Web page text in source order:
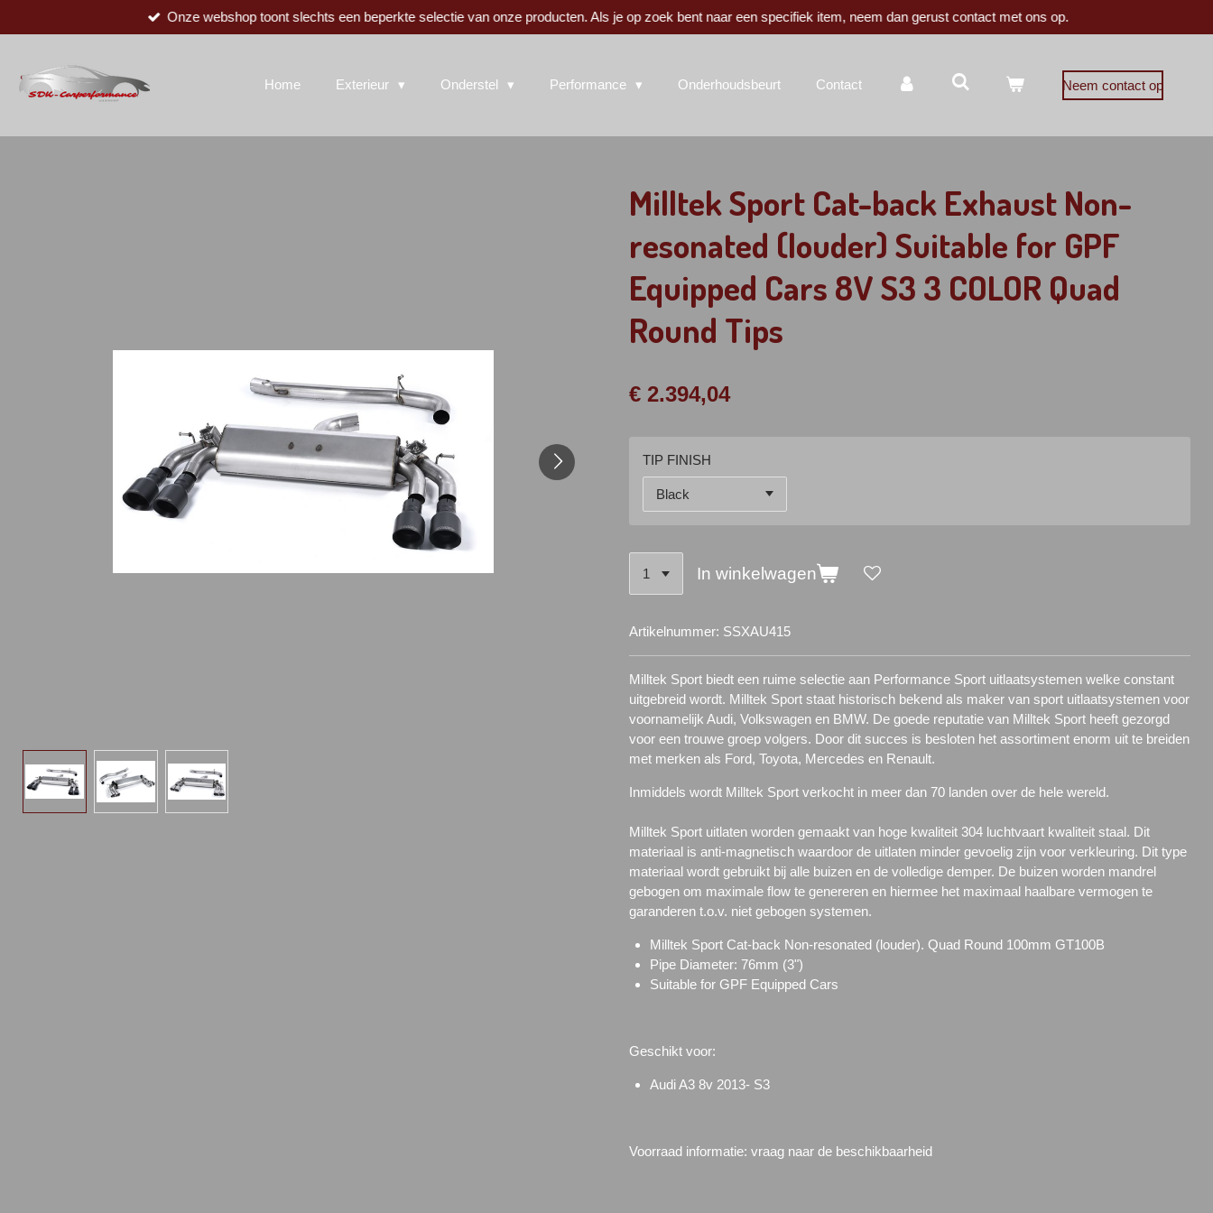
direct
de
hoofdinhoud
Onze webshop toont slechts een beperkte selectie van onze producten. Als je op zoek bent naar een specifiek item, neem dan gerust contact met ons op.
Home Exterieur Onderstel Performance Onderhoudsbeurt Contact Neem contact op
Milltek Sport Cat-back Exhaust Non-
resonated (louder) Suitable for GPF
Equipped Cars 8V S3 3 COLOR Quad
Round Tips
€ 2.394,04
TIP FINISH
In winkelwagen
Artikelnummer: SSXAU415
Milltek Sport biedt een ruime selectie aan Performance Sport uitlaatsystemen welke constant
uitgebreid wordt. Milltek Sport staat historisch bekend als maker van sport uitlaatsystemen voor
voornamelijk Audi, Volkswagen en BMW. De goede reputatie van Milltek Sport heeft gezorgd
voor een trouwe groep volgers. Door dit succes is besloten het assortiment enorm uit te breiden
met merken als Ford, Toyota, Mercedes en Renault.
Inmiddels wordt Milltek Sport verkocht in meer dan 70 landen over de hele wereld.
Milltek Sport uitlaten worden gemaakt van hoge kwaliteit 304 luchtvaart kwaliteit staal. Dit
materiaal is anti-magnetisch waardoor de uitlaten minder gevoelig zijn voor verkleuring. Dit type
materiaal wordt gebruikt bij alle buizen en de volledige demper. De buizen worden mandrel
gebogen om maximale flow te genereren en hiermee het maximaal haalbare vermogen te
garanderen t.o.v. niet gebogen systemen.
Milltek Sport Cat-back Non-resonated (louder). Quad Round 100mm GT100B
Pipe Diameter: 76mm (3")
Suitable for GPF Equipped Cars
Geschikt voor:
Audi A3 8v 2013- S3
Voorraad informatie: vraag naar de beschikbaarheid